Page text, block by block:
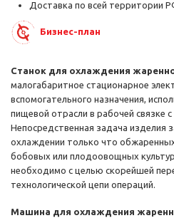
Доставка по всей территории
Бизнес-план
Станок для охлаждения
малогабаритное стационарное
вспомогательного назначения,
пищевой отрасли в рабочей связке
Непосредственная задача изделия
охлаждении только что
бобовых или плодоовощных
необходимо с целью скорейшей
технологической цепи операций.
Машина для охлаждения